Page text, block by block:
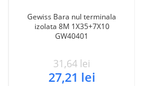
Gewiss Bara nul terminala
izolata 8M 1X35+7X10
GW40401
31,64 lei
27,21 lei